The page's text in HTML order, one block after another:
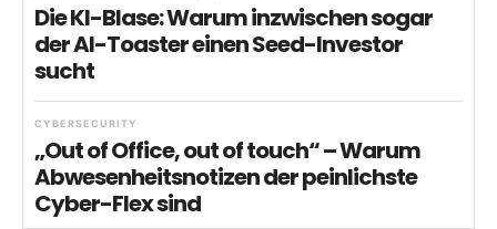
Die KI-Blase: Warum inzwischen sogar
der AI-Toaster einen Seed-Investor
sucht
CYBERSECURITY
„Out of Office, out of touch“ – Warum
Abwesenheitsnotizen der peinlichste
Cyber-Flex sind